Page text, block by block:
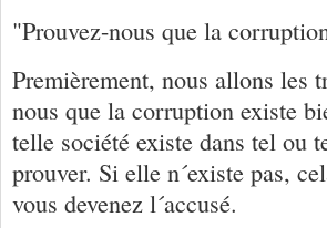
"Prouvez-nous que la
Premièrement, nous allons les
nous que la corruption existe
telle société existe dans tel ou
prouver. Si elle n´existe pas,
vous devenez l´accusé.